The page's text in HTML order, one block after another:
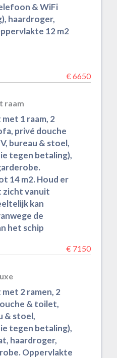
& WiFi
haardroger,
12 m2
€ 6650
raam
1 raam, 2
privé douche
bureau & stoel,
tegen betaling),
14 m2. Houd er
zicht vanuit
kan
de
het schip
€ 7150
2 ramen, 2
& toilet,
& stoel,
tegen betaling),
haardroger,
Oppervlakte